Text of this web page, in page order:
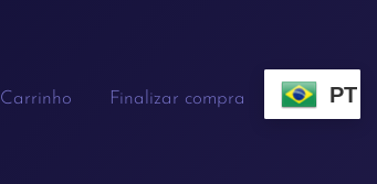
Carrinho Finalizar compra PT